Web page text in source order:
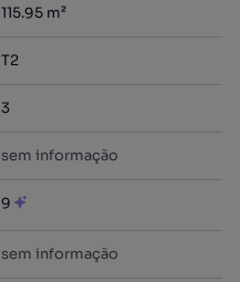
115.95 m²
T2
3
sem informação
9
sem informação